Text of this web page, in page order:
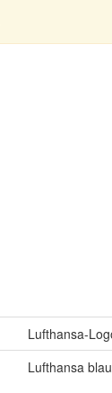
Lufthansa-
Lufthansa